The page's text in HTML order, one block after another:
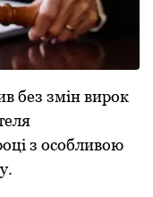
без змін вирок
з особливою